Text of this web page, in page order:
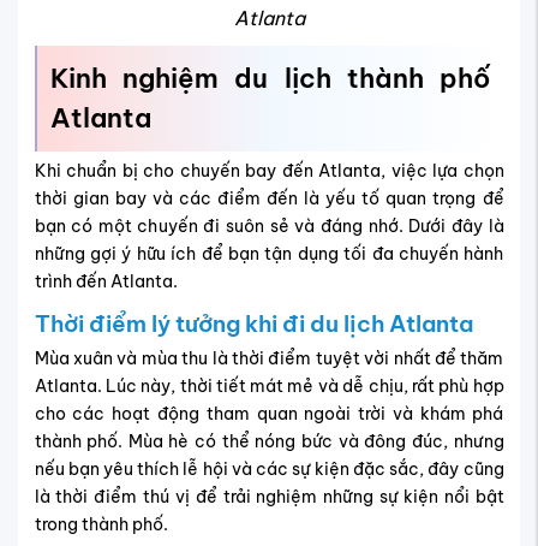
Atlanta
Kinh nghiệm du lịch thành phố
Atlanta
Khi chuẩn bị cho chuyến bay đến Atlanta, việc lựa chọn
thời gian bay và các điểm đến là yếu tố quan trọng để
bạn có một chuyến đi suôn sẻ và đáng nhớ. Dưới đây là
những gợi ý hữu ích để bạn tận dụng tối đa chuyến hành
trình đến Atlanta.
Thời điểm lý tưởng khi đi du lịch Atlanta
Mùa xuân và mùa thu là thời điểm tuyệt vời nhất để thăm
Atlanta. Lúc này, thời tiết mát mẻ và dễ chịu, rất phù hợp
cho các hoạt động tham quan ngoài trời và khám phá
thành phố. Mùa hè có thể nóng bức và đông đúc, nhưng
nếu bạn yêu thích lễ hội và các sự kiện đặc sắc, đây cũng
là thời điểm thú vị để trải nghiệm những sự kiện nổi bật
trong thành phố.